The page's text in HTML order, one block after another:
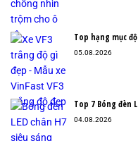
Top hạng mục
05.08.2026
Top 7 Bóng đèn
04.08.2026